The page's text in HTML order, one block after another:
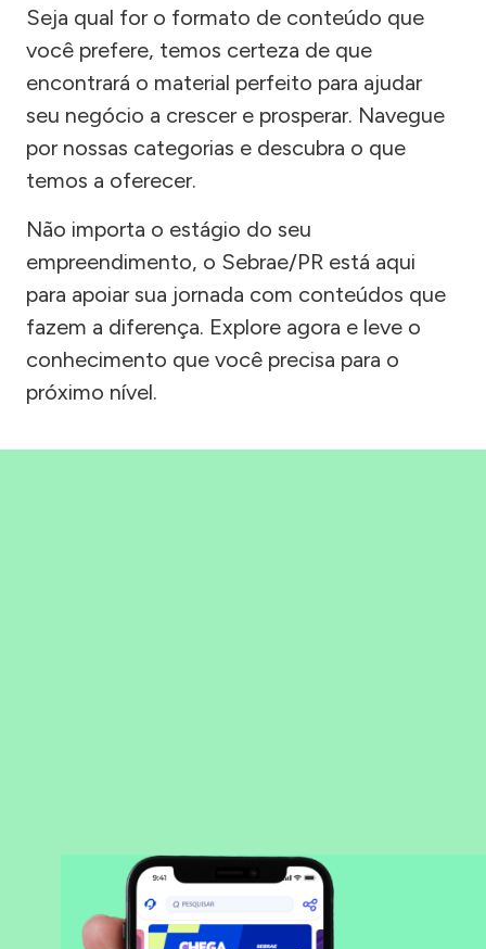
Seja qual for o formato de conteúdo que
você prefere, temos certeza de que
encontrará o material perfeito para ajudar
seu negócio a crescer e prosperar. Navegue
por nossas categorias e descubra o que
temos a oferecer.
Não importa o estágio do seu
empreendimento, o Sebrae/PR está aqui
para apoiar sua jornada com conteúdos que
fazem a diferença. Explore agora e leve o
conhecimento que você precisa para o
próximo nível.